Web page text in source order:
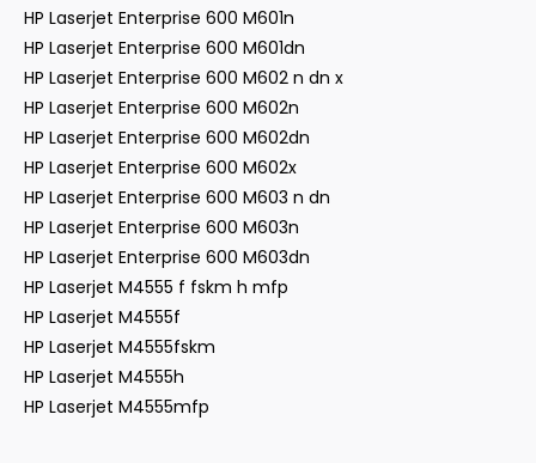
HP Laserjet Enterprise 600 M601n
HP Laserjet Enterprise 600 M601dn
HP Laserjet Enterprise 600 M602 n dn x
HP Laserjet Enterprise 600 M602n
HP Laserjet Enterprise 600 M602dn
HP Laserjet Enterprise 600 M602x
HP Laserjet Enterprise 600 M603 n dn
HP Laserjet Enterprise 600 M603n
HP Laserjet Enterprise 600 M603dn
HP Laserjet M4555 f fskm h mfp
HP Laserjet M4555f
HP Laserjet M4555fskm
HP Laserjet M4555h
HP Laserjet M4555mfp